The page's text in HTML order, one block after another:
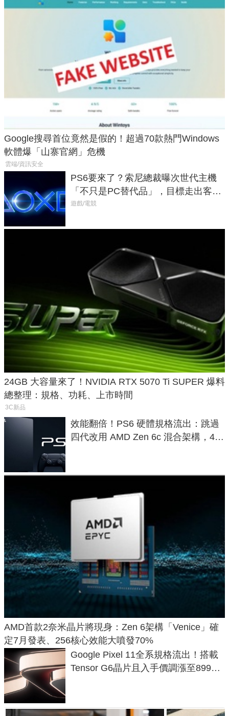
Google搜尋首位竟然是假的！超過70款熱門Windows
軟體爆「山寨官網」危機
雲端/資訊安全
PS6要來了？索尼總裁曝次世代主機
「不只是PC替代品」，目標走出客
廳、進軍電競桌面
遊戲/電競
24GB 大容量來了！NVIDIA RTX 5070 Ti SUPER 爆料
總整理：規格、功耗、上市時間
3C新品
效能翻倍！PS6 硬體規格流出：跳過
四代改用 AMD Zen 6c 混合架構，4K
AMD首款2奈米晶片將現身：Zen 6架構「Venice」確
定7月發表、256核心效能大噴發70%
Google Pixel 11全系規格流出！搭載
Tensor G6晶片且入手價調漲至899美